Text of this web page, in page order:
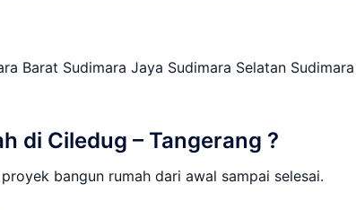
Barat Sudimara Jaya Sudimara Selatan Sudimara
di Ciledug – Tangerang ?
bangun rumah dari awal sampai selesai.